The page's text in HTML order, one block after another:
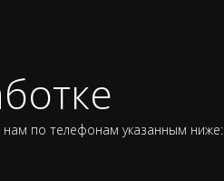
по телефонам указанным ниже: